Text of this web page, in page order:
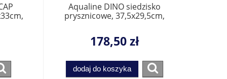
Aqualine DINO siedzisko
prysznicowe, 37,5x29,5cm,
178,50 zł
dodaj do koszyka